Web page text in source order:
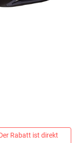
Rabatt ist direkt